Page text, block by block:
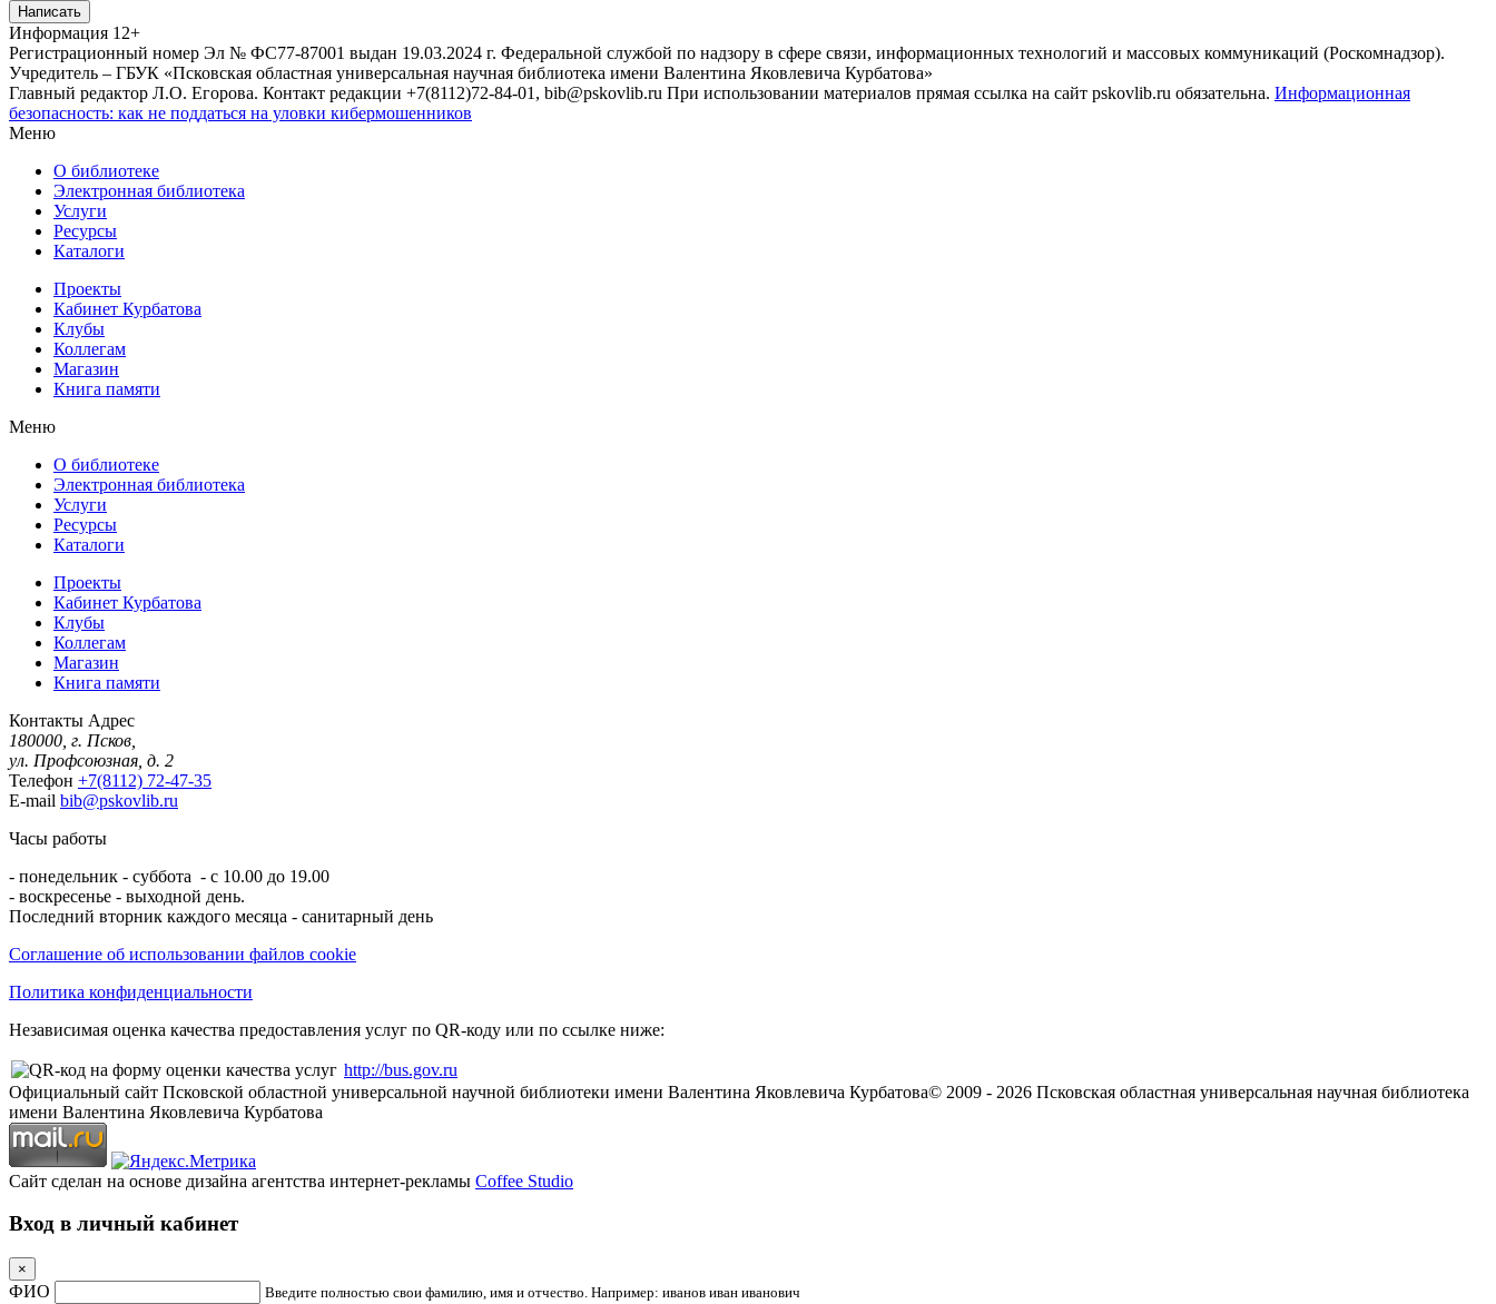
Написать
Информация 12+
Регистрационный номер Эл № ФС77-87001 выдан 19.03.2024 г. Федеральной службой по надзору в сфере связи, информационных технологий и массовых коммуникаций (Роскомнадзор).
Учредитель – ГБУК «Псковская областная универсальная научная библиотека имени Валентина Яковлевича Курбатова»
Главный редактор Л.О. Егорова. Контакт редакции +7(8112)72-84-01, bib@pskovlib.ru При использовании материалов прямая ссылка на сайт pskovlib.ru обязательна. Информационная
безопасность: как не поддаться на уловки кибермошенников
Меню
О библиотеке
Электронная библиотека
Услуги
Ресурсы
Каталоги
Проекты
Кабинет Курбатова
Клубы
Коллегам
Магазин
Книга памяти
Меню
О библиотеке
Электронная библиотека
Услуги
Ресурсы
Каталоги
Проекты
Кабинет Курбатова
Клубы
Коллегам
Магазин
Книга памяти
Контакты Адрес
180000, г. Псков,
ул. Профсоюзная, д. 2
Телефон +7(8112) 72-47-35
E-mail bib@pskovlib.ru
Часы работы
- понедельник - суббота - с 10.00 до 19.00
- воскресенье - выходной день.
Последний вторник каждого месяца - санитарный день
Соглашение об использовании файлов cookie
Политика конфиденциальности
Независимая оценка качества предоставления услуг по QR-коду или по ссылке ниже:
http://bus.gov.ru
Официальный сайт Псковской областной универсальной научной библиотеки имени Валентина Яковлевича Курбатова© 2009 - 2026 Псковская областная универсальная научная библиотека
имени Валентина Яковлевича Курбатова
Сайт сделан на основе дизайна агентства интернет-рекламы Coffee Studio
Вход в личный кабинет
×
ФИО Введите полностью свои фамилию, имя и отчество. Например: иванов иван иванович